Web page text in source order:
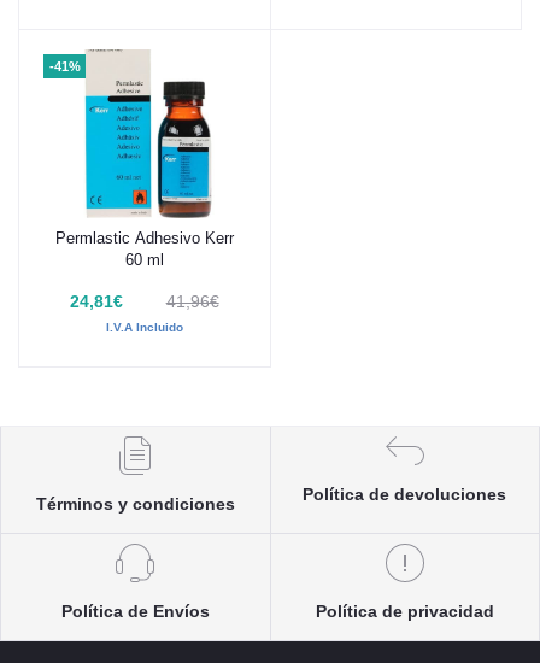
-41%
Añadir al carrito
Permlastic Adhesivo Kerr
60 ml
24,81€ 41,96€
I.V.A Incluido
Términos y condiciones
Política de devoluciones
Política de Envíos Política de privacidad